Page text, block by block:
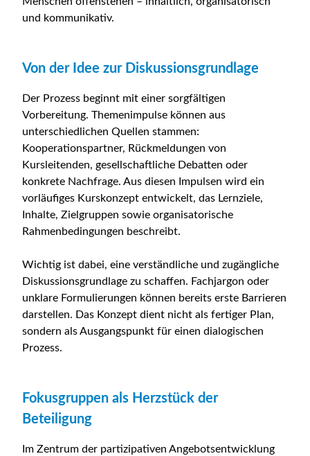
und kommunikativ.
Von der Idee zur Diskussionsgrundlage
Der Prozess beginnt mit einer sorgfältigen
Vorbereitung. Themenimpulse können aus
unterschiedlichen Quellen stammen:
Kooperationspartner, Rückmeldungen von
Kursleitenden, gesellschaftliche Debatten oder
konkrete Nachfrage. Aus diesen Impulsen wird ein
vorläufiges Kurskonzept entwickelt, das Lernziele,
Inhalte, Zielgruppen sowie organisatorische
Rahmenbedingungen beschreibt.
Wichtig ist dabei, eine verständliche und zugängliche
Diskussionsgrundlage zu schaffen. Fachjargon oder
unklare Formulierungen können bereits erste Barrieren
darstellen. Das Konzept dient nicht als fertiger Plan,
sondern als Ausgangspunkt für einen dialogischen
Prozess.
Fokusgruppen als Herzstück der
Beteiligung
Im Zentrum der partizipativen Angebotsentwicklung